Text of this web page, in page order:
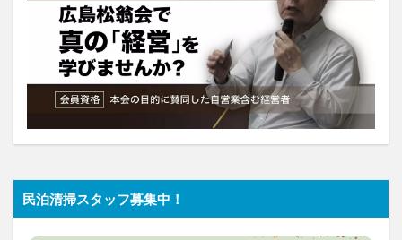
民泊清掃スタッフ募集中！